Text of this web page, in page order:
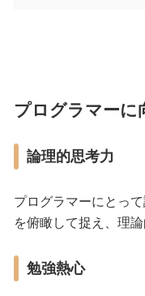
プログラマーに
論理的思考力
プログラマーにとっ
を俯瞰して捉え、理
勉強熱心